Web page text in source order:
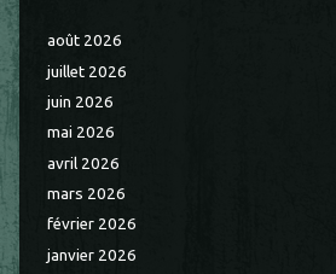
août 2026
juillet 2026
juin 2026
mai 2026
avril 2026
mars 2026
février 2026
janvier 2026